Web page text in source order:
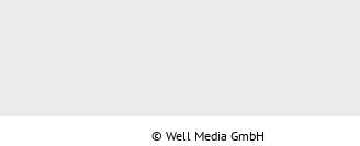
© Well Media GmbH